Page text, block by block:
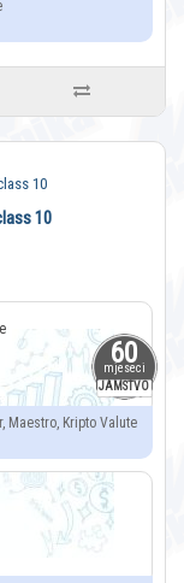
60
mjeseci
JAMSTVO
10
Maestro, Kripto Valute